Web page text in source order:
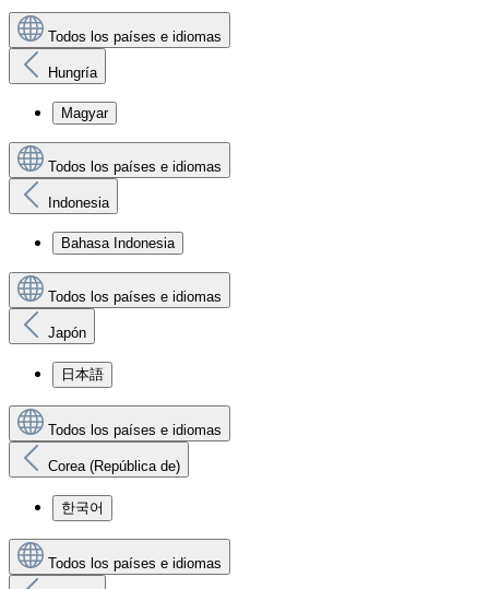
Todos los países e idiomas
Hungría
Magyar
Todos los países e idiomas
Indonesia
Bahasa Indonesia
Todos los países e idiomas
Japón
日本語
Todos los países e idiomas
Corea (República de)
한국어
Todos los países e idiomas